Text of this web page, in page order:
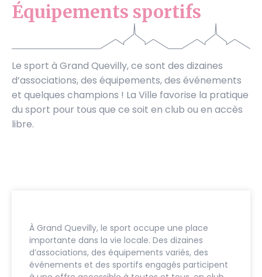
Équipements sportifs
Le sport à Grand Quevilly, ce sont des dizaines
d’associations, des équipements, des événements
et quelques champions ! La Ville favorise la pratique
du sport pour tous que ce soit en club ou en accès
libre.
À Grand Quevilly, le sport occupe une place
importante dans la vie locale. Des dizaines
d’associations, des équipements variés, des
événements et des sportifs engagés participent